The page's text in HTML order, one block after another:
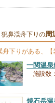
猊鼻渓舟下りの周
舟下り がある、【
一関温泉
施設数
焼石岳温